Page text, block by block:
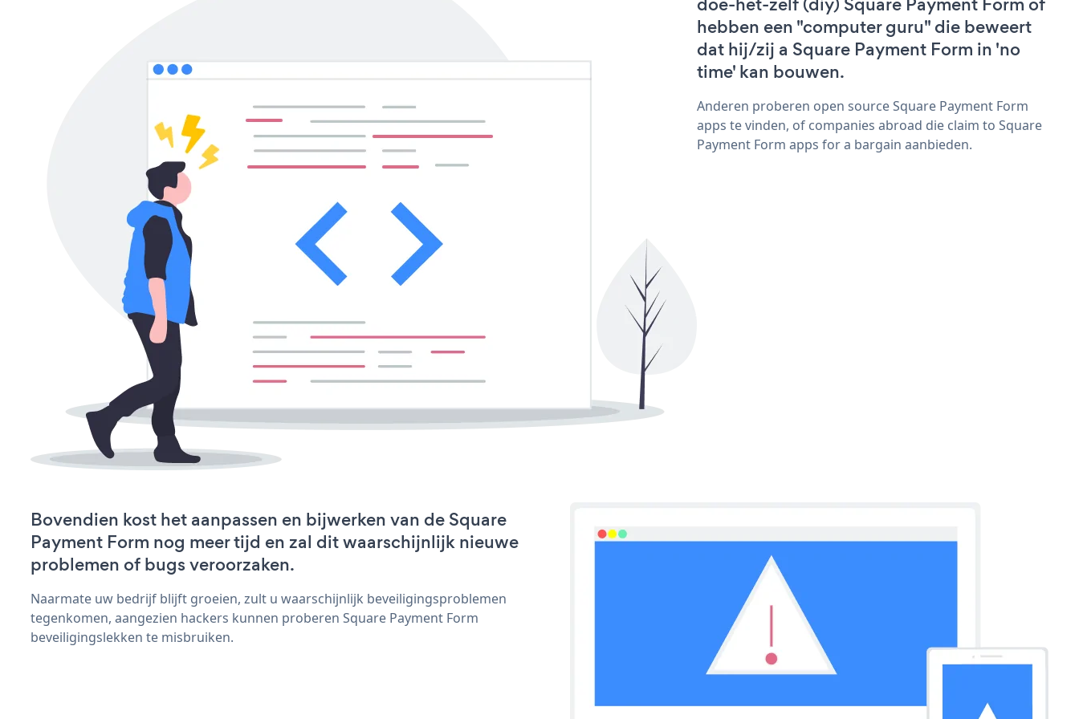
hebben een "computer guru" die beweert
dat hij/zij a Square Payment Form in 'no
time' kan bouwen.
Anderen proberen open source Square Payment Form
apps te vinden, of companies abroad die claim to Square
Payment Form apps for a bargain aanbieden.
Bovendien kost het aanpassen en bijwerken van de Square
Payment Form nog meer tijd en zal dit waarschijnlijk nieuwe
problemen of bugs veroorzaken.
Naarmate uw bedrijf blijft groeien, zult u waarschijnlijk beveiligingsproblemen
tegenkomen, aangezien hackers kunnen proberen Square Payment Form
beveiligingslekken te misbruiken.